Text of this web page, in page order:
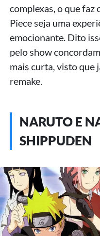
complexas, o que faz
Piece seja uma
emocionante. Dito
pelo show
mais curta, visto que
remake.
NARUTO E
SHIPPUDEN